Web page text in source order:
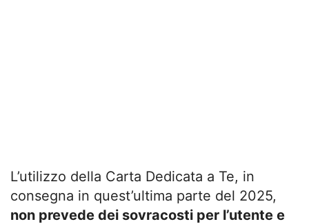
L’utilizzo della Carta Dedicata a Te, in
consegna in quest’ultima parte del 2025,
non prevede dei sovracosti per l’utente e